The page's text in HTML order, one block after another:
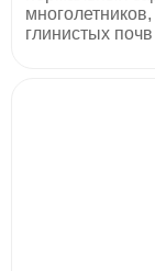
глинистых